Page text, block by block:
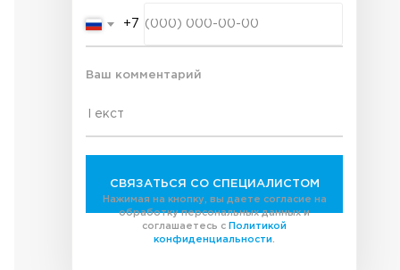
+7
Ваш комментарий
СВЯЗАТЬСЯ СО СПЕЦИАЛИСТОМ
Нажимая на кнопку, вы даете согласие на
обработку персональных данных и
соглашаетесь с Политикой
конфиденциальности.